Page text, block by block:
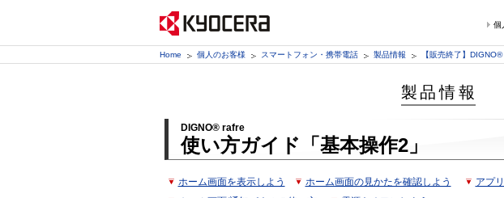
個
Home 個人のお客様 スマートフォン・携帯電話 製品情報 【販売終了】
製品情報
DIGNO® rafre
使い方ガイド「基本操作2」
ホーム画面を表示しよう ホーム画面の見かたを確認しよう アプ